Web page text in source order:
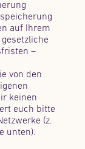
auf Ihrem
–
von den
keinen
euch bitte
(z.
unten).